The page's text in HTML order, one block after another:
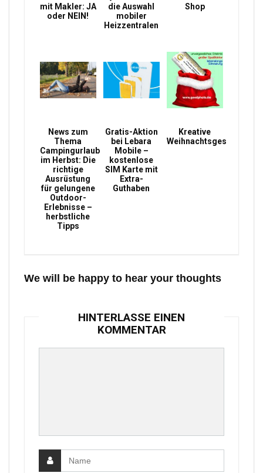
mit Makler: JA
oder NEIN!
die Auswahl
mobiler
Heizzentralen
Shop
News zum
Thema
Campingurlaub
im Herbst: Die
richtige
Ausrüstung
für gelungene
Outdoor-
Erlebnisse –
herbstliche
Tipps
Gratis-Aktion
bei Lebara
Mobile –
kostenlose
SIM Karte mit
Extra-
Guthaben
Kreative
Weihnachtsgeschenke
We will be happy to hear your thoughts
HINTERLASSE EINEN
KOMMENTAR